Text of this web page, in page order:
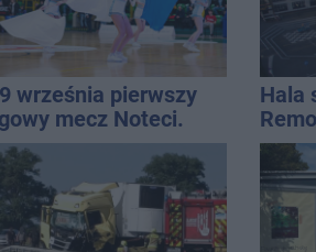
września pierwszy
mecz Noteci.
cały terminarz
Hala